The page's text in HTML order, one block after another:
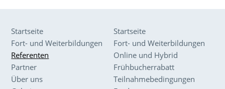
Startseite
Fort- und Weiterbildungen
Referenten
Partner
Über uns
Startseite
Fort- und Weiterbildungen
Online und Hybrid
Frühbucherrabatt
Teilnahmebedingungen